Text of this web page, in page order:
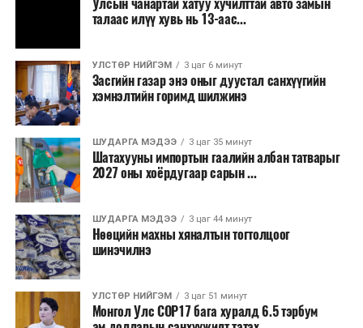
сууцны шинэ бүсүүд бий болох боломжтой. Үүний
зэрэгцээ ажлын байр нэмэгдэх, жижиг, дунд
бизнесийн үйл ажиллагаа өргөжих, үл хөдлөх
хөрөнгийн үнэ цэнэ өсөх зэрэг эдийн засгийн эерэг
үр нөлөө үзүүлнэ гэж тооцсон байна.
Трамвай нь цахилгаан эрчим хүчээр ажилладаг тул
ашиглалтын явцад агаар бохирдуулагч бодис шууд
ялгаруулахгүй. Иргэд хувийн автомашинаас их
багтаамжийн нийтийн тээвэрт шилжсэнээр замын
хөдөлгөөний ачаалал, нүүрстөрөгчийн давхар исэл
болон бусад хүлэмжийн хийн ялгарлыг бууруулах ач
холбогдолтой.
Түгжрэлээс үүдэлтэй эдийн засгийн алдагдлыг
тооцоход нэг автомашин өдөрт дунджаар 2.5 цаг
түгжрэлд саатахдаа 3.45 литр шатахууныг үр ашиггүй
Улсын чанартай хатуу хучилттай авто замын
талаас илүү хувь нь 13-аас...
УЛСТӨР НИЙГЭМ 3 цаг 6 минут
Засгийн газар энэ оныг дуустал санхүүгийн
хэмнэлтийн горимд шилжинэ
ШУДАРГА МЭДЭЭ 3 цаг 35 минут
Шатахууны импортын гаалийн албан татварыг
2027 оны хоёрдугаар сарын ...
ШУДАРГА МЭДЭЭ 3 цаг 44 минут
Нөөцийн махны хяналтын тогтолцоог
шинэчилнэ
УЛСТӨР НИЙГЭМ 3 цаг 51 минут
Монгол Улс COP17 бага хуралд 6.5 тэрбум